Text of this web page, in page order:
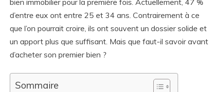
d’entre eux ont entre 25 et 34 ans. Contrairement à ce
que l’on pourrait croire, ils ont souvent un dossier solide et
un apport plus que suffisant. Mais que faut-il savoir avant
d’acheter son premier bien ?
Sommaire